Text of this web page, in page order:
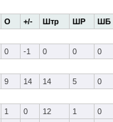
О +/- Штр ШР ШБ
0 -1 0 0
0
9 14 14 5
0
1 0 12 1
0